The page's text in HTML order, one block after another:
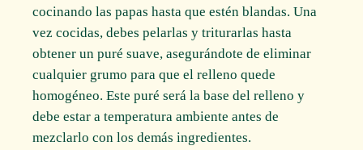
cocinando las papas hasta que estén blandas. Una
vez cocidas, debes pelarlas y triturarlas hasta
obtener un puré suave, asegurándote de eliminar
cualquier grumo para que el relleno quede
homogéneo. Este puré será la base del relleno y
debe estar a temperatura ambiente antes de
mezclarlo con los demás ingredientes.